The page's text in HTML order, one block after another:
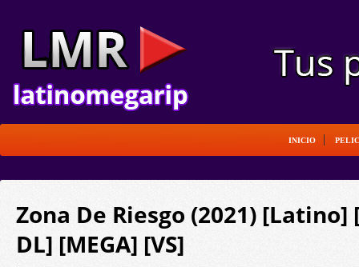
INICIO
Zona De Riesgo (2021) [Latino]
DL] [MEGA] [VS]